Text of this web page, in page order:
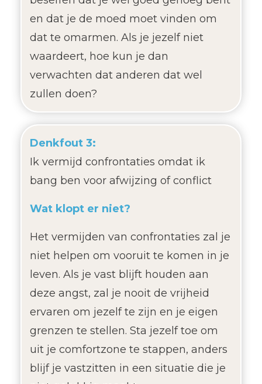
en dat je de moed moet vinden om
dat te omarmen. Als je jezelf niet
waardeert, hoe kun je dan
verwachten dat anderen dat wel
zullen doen?
Denkfout 3:
Ik vermijd confrontaties omdat ik
bang ben voor afwijzing of conflict
Wat klopt er niet?
Het vermijden van confrontaties zal je
niet helpen om vooruit te komen in je
leven. Als je vast blijft houden aan
deze angst, zal je nooit de vrijheid
ervaren om jezelf te zijn en je eigen
grenzen te stellen. Sta jezelf toe om
uit je comfortzone te stappen, anders
blijf je vastzitten in een situatie die je